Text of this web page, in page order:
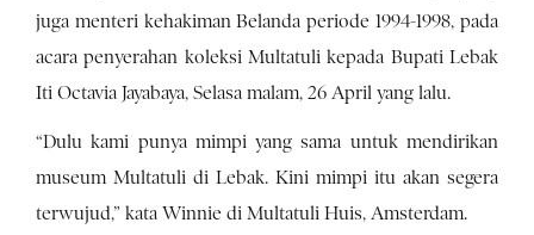
juga menteri kehakiman Belanda periode 1994-1998, pada
acara penyerahan koleksi Multatuli kepada Bupati Lebak
Iti Octavia Jayabaya, Selasa malam, 26 April yang lalu.
“Dulu kami punya mimpi yang sama untuk mendirikan
museum Multatuli di Lebak. Kini mimpi itu akan segera
terwujud,” kata Winnie di Multatuli Huis, Amsterdam.